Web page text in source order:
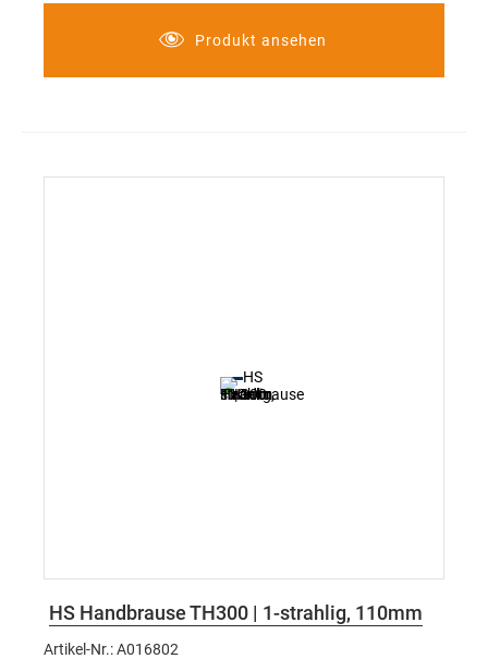
Produkt ansehen
HS Handbrause TH300 | 1-strahlig, 110mm
Artikel-Nr.: A016802